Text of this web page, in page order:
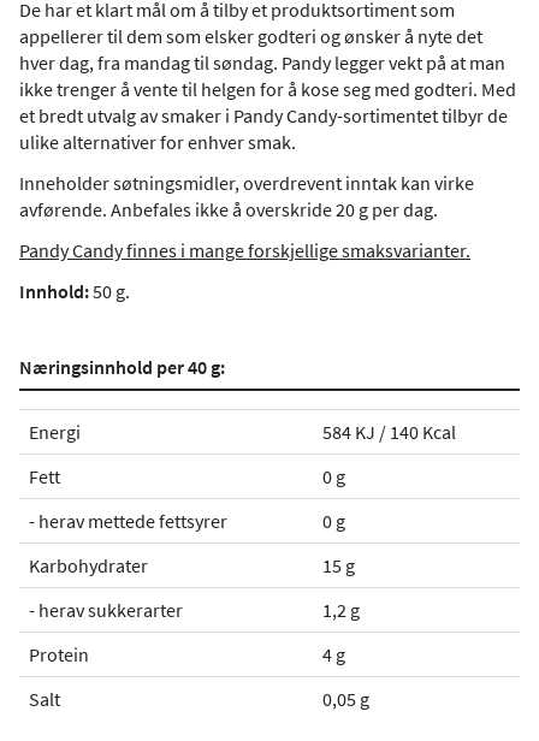
De har et klart mål om å tilby et produktsortiment som
appellerer til dem som elsker godteri og ønsker å nyte det
hver dag, fra mandag til søndag. Pandy legger vekt på at man
ikke trenger å vente til helgen for å kose seg med godteri. Med
et bredt utvalg av smaker i Pandy Candy-sortimentet tilbyr de
ulike alternativer for enhver smak.
Inneholder søtningsmidler, overdrevent inntak kan virke
avførende. Anbefales ikke å overskride 20 g per dag.
Pandy Candy finnes i mange forskjellige smaksvarianter.
Innhold:50 g.
Næringsinnhold per 40 g:
Energi
584 KJ / 140 Kcal
Fett
0 g
- herav mettede fettsyrer
0 g
Karbohydrater
15 g
- herav sukkerarter
1,2 g
Protein
4 g
Salt
0,05 g